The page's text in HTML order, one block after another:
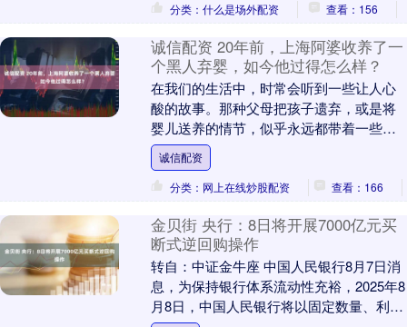
分类：什么是场外配资
查看：156
诚信配资 20年前，上海阿婆收养了一
个黑人弃婴，如今他过得怎么样？
在我们的生活中，时常会听到一些让人心
酸的故事。那种父母把孩子遗弃，或是将
婴儿送养的情节，似乎永远都带着一些难
以名状的痛楚。或许这些父母有着各自无
法言说的苦衷，或....
诚信配资
分类：网上在线炒股配资
查看：166
金贝街 央行：8日将开展7000亿元买
断式逆回购操作
转自：中证金牛座 中国人民银行8月7日消
息，为保持银行体系流动性充裕，2025年8
月8日，中国人民银行将以固定数量、利率